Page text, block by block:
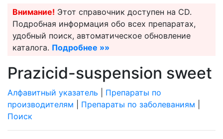
Внимание! Этот справочник доступен на CD.
Подробная информация обо всех препаратах,
удобный поиск, автоматическое обновление
каталога. Подробнее »»
Prazicid-suspension sweet
Алфавитный указатель
Препараты по
производителям
Препараты по заболеваниям
Поиск